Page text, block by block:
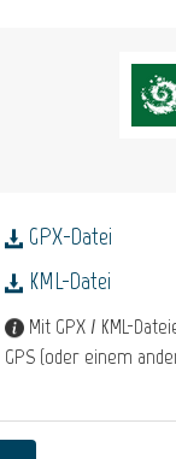
GPX-Datei
KML-Datei
Mit GPX / KML-
GPS (oder einem